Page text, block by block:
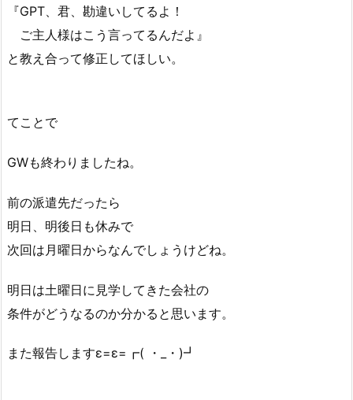
『GPT、君、勘違いしてるよ！
ご主人様はこう言ってるんだよ』
と教え合って修正してほしい。
てことで
GWも終わりましたね。
前の派遣先だったら
明日、明後日も休みで
次回は月曜日からなんでしょうけどね。
明日は土曜日に見学してきた会社の
条件がどうなるのか分かると思います。
また報告しますε=ε=┏( ・_・)┛